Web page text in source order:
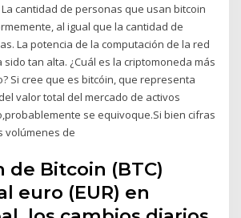
cantidad de personas que usan bitcoin
al igual que la cantidad de
La potencia de la computación de la red
sido tan alta. ¿Cuál es la criptomoneda más
Si cree que es bitcóin, que representa
valor total del mercado de activos
se equivoque.Si bien cifras
volúmenes de
de Bitcoin (BTC)
euro (EUR) en